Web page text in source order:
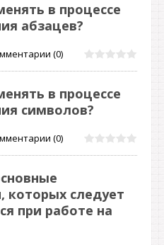
в процессе
абзацев?
(0)
в процессе
символов?
(0)
которых следует
при работе на